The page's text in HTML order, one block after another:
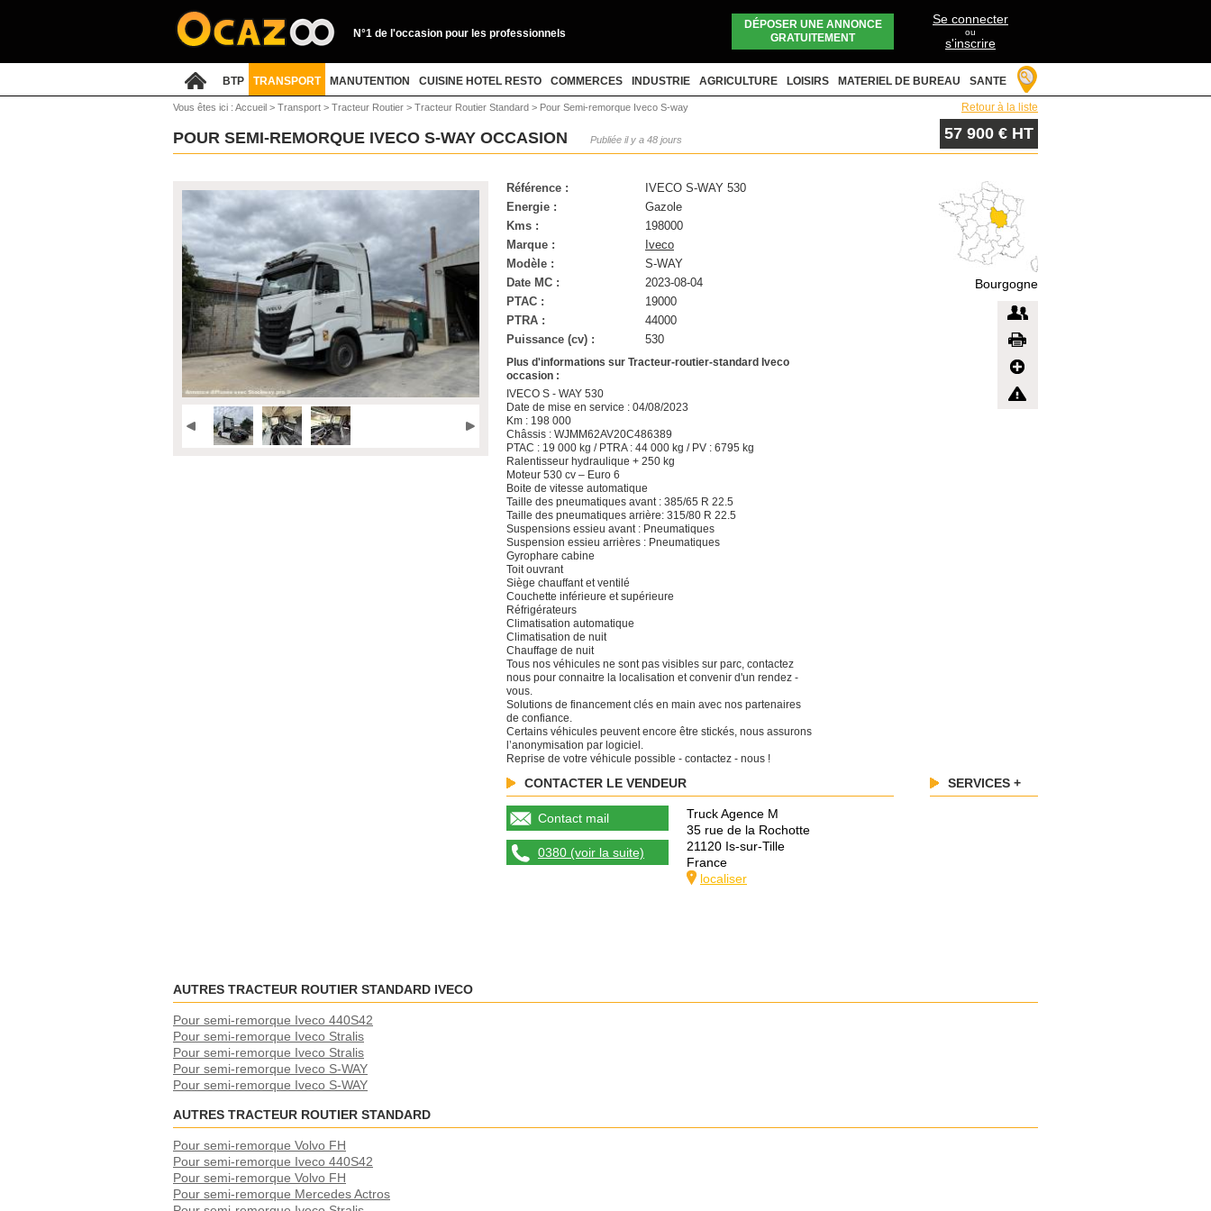
N°1 de l'occasion pour les professionnels
DÉPOSER UNE ANNONCE
GRATUITEMENT
Se connecter
ou
s'inscrire
BTP TRANSPORT MANUTENTION CUISINE HOTEL RESTO COMMERCES INDUSTRIE AGRICULTURE LOISIRS MATERIEL DE BUREAU SANTE
Vous êtes ici : Accueil > Transport > Tracteur Routier > Tracteur Routier Standard > Pour Semi-remorque Iveco S-way Retour à la liste
POUR SEMI-REMORQUE IVECO S-WAY OCCASION Publiée il y a 48 jours 57 900 € HT
Référence :
IVECO S-WAY 530
Energie :
Gazole
Kms :
198000
Marque :
Iveco
Modèle :
S-WAY
Date MC :
2023-08-04
PTAC :
19000
PTRA :
44000
Puissance (cv) :
530
Plus d'informations sur Tracteur-routier-standard Iveco
occasion :
IVECO S - WAY 530
Date de mise en service : 04/08/2023
Km : 198 000
Châssis : WJMM62AV20C486389
PTAC : 19 000 kg / PTRA : 44 000 kg / PV : 6795 kg
Ralentisseur hydraulique + 250 kg
Moteur 530 cv – Euro 6
Boite de vitesse automatique
Taille des pneumatiques avant : 385/65 R 22.5
Taille des pneumatiques arrière: 315/80 R 22.5
Suspensions essieu avant : Pneumatiques
Suspension essieu arrières : Pneumatiques
Gyrophare cabine
Toit ouvrant
Siège chauffant et ventilé
Couchette inférieure et supérieure
Réfrigérateurs
Climatisation automatique
Climatisation de nuit
Chauffage de nuit
Tous nos véhicules ne sont pas visibles sur parc, contactez
nous pour connaitre la localisation et convenir d'un rendez -
vous.
Solutions de financement clés en main avec nos partenaires
de confiance.
Certains véhicules peuvent encore être stickés, nous assurons
l’anonymisation par logiciel.
Reprise de votre véhicule possible - contactez - nous !
Bourgogne
CONTACTER LE VENDEUR
Contact mail
0380 (voir la suite)
Truck Agence M
35 rue de la Rochotte
21120 Is-sur-Tille
France
localiser
SERVICES +
AUTRES TRACTEUR ROUTIER STANDARD IVECO
Pour semi-remorque Iveco 440S42
Pour semi-remorque Iveco Stralis
Pour semi-remorque Iveco Stralis
Pour semi-remorque Iveco S-WAY
Pour semi-remorque Iveco S-WAY
AUTRES TRACTEUR ROUTIER STANDARD
Pour semi-remorque Volvo FH
Pour semi-remorque Iveco 440S42
Pour semi-remorque Volvo FH
Pour semi-remorque Mercedes Actros